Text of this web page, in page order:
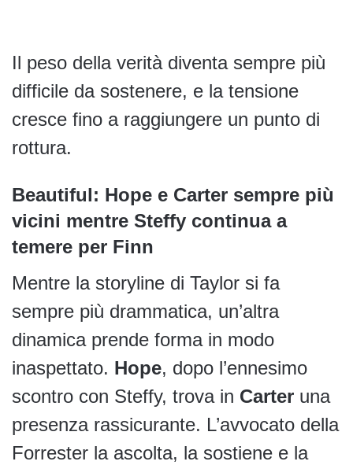
Il peso della verità diventa sempre più
difficile da sostenere, e la tensione
cresce fino a raggiungere un punto di
rottura.
Beautiful: Hope e Carter sempre più
vicini mentre Steffy continua a
temere per Finn
Mentre la storyline di Taylor si fa
sempre più drammatica, un’altra
dinamica prende forma in modo
inaspettato. Hope, dopo l’ennesimo
scontro con Steffy, trova in Carter una
presenza rassicurante. L’avvocato della
Forrester la ascolta, la sostiene e la